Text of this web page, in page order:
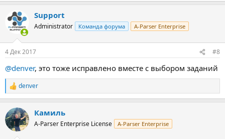
к
ц
и
Support
Administrator Команда форума A-Parser Enterprise
4 Дек 2017 #8
@denver, это тоже исправлено вместе с выбором заданий
Р
е
к
ц
и
denver
Камиль
A-Parser Enterprise License A-Parser Enterprise